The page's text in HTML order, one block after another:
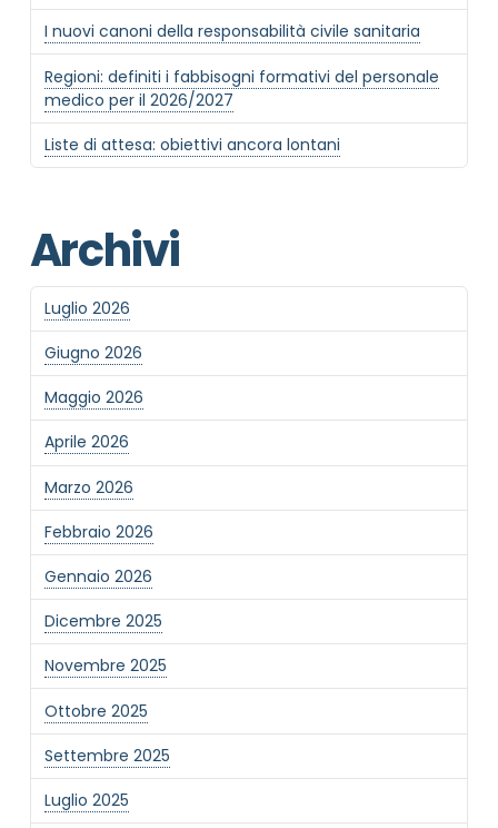
I nuovi canoni della responsabilità civile sanitaria
Regioni: definiti i fabbisogni formativi del personale
medico per il 2026/2027
Liste di attesa: obiettivi ancora lontani
Archivi
Luglio 2026
Giugno 2026
Maggio 2026
Aprile 2026
Marzo 2026
Febbraio 2026
Gennaio 2026
Dicembre 2025
Novembre 2025
Ottobre 2025
Settembre 2025
Luglio 2025